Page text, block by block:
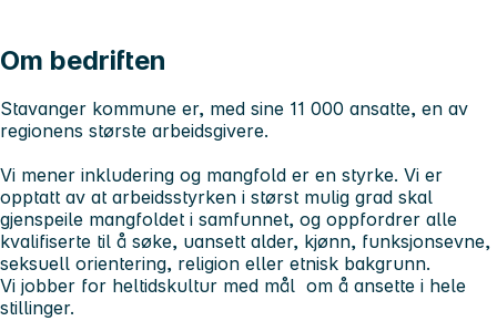
Om bedriften
Stavanger kommune er, med sine 11 000 ansatte, en av
regionens største arbeidsgivere.
Vi mener inkludering og mangfold er en styrke. Vi er
opptatt av at arbeidsstyrken i størst mulig grad skal
gjenspeile mangfoldet i samfunnet, og oppfordrer alle
kvalifiserte til å søke, uansett alder, kjønn, funksjonsevne,
seksuell orientering, religion eller etnisk bakgrunn.
Vi jobber for heltidskultur med mål om å ansette i hele
stillinger.